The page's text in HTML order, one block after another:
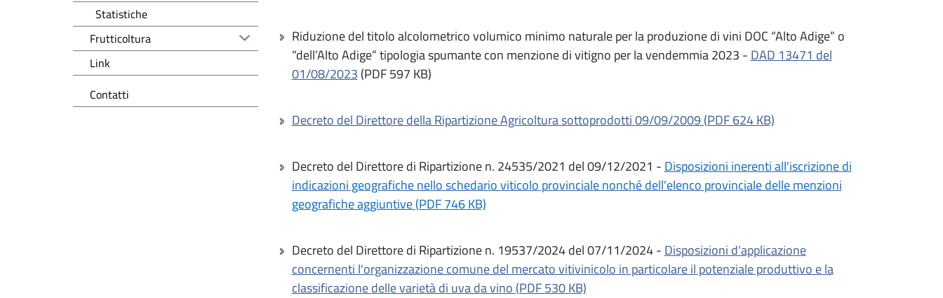
Riduzione del titolo alcolometrico volumico minimo naturale per la produzione di vini DOC “Alto Adige” o
“dell’Alto Adige” tipologia spumante con menzione di vitigno per la vendemmia 2023 - DAD 13471 del
01/08/2023 (PDF 597 KB)
Decreto del Direttore della Ripartizione Agricoltura sottoprodotti 09/09/2009 (PDF 624 KB)
Decreto del Direttore di Ripartizione n. 24535/2021 del 09/12/2021 - Disposizioni inerenti all'iscrizione di
indicazioni geografiche nello schedario viticolo provinciale nonché dell'elenco provinciale delle menzioni
geografiche aggiuntive (PDF 746 KB)
Decreto del Direttore di Ripartizione n. 19537/2024 del 07/11/2024 - Disposizioni d'applicazione
concernenti l'organizzazione comune del mercato vitivinicolo in particolare il potenziale produttivo e la
classificazione delle varietà di uva da vino (PDF 530 KB)
Statistiche
Frutticoltura
Link
Contatti